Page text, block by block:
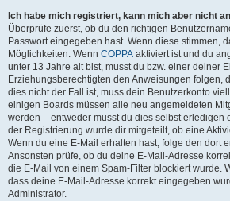
Ich habe mich registriert, kann mich aber nicht
Überprüfe zuerst, ob du den richtigen
Passwort eingegeben hast. Wenn diese stimmen,
Möglichkeiten. Wenn COPPA aktiviert ist und du
unter 13 Jahre alt bist, musst du bzw. einer deiner
Erziehungsberechtigten den Anweisungen folgen,
dies nicht der Fall ist, muss dein Benutzerkonto
einigen Boards müssen alle neu angemeldeten
werden – entweder musst du dies selbst erledigen
der Registrierung wurde dir mitgeteilt, ob eine
Wenn du eine E-Mail erhalten hast, folge den dort
Ansonsten prüfe, ob du deine E-Mail-Adresse
die E-Mail von einem Spam-Filter blockiert wurde.
dass deine E-Mail-Adresse korrekt eingegeben
Administrator.